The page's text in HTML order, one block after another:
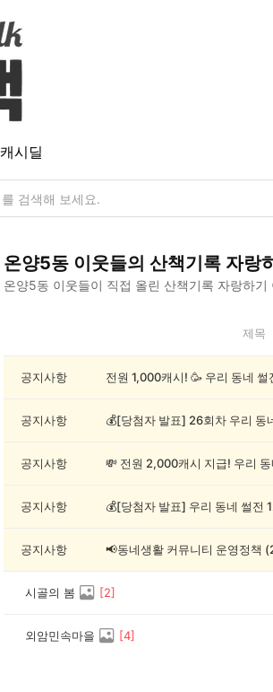
캐시딜
온양5동 이웃들의 산책기록 자랑
온양5동 이웃들이 직접 올린 산책기록 자랑하기
5
목
제목
공지사항
공지사항
공지사항
공지사항
공지사항 📢동네생활 커뮤니티 운영정책
시골의 봄 [2]
외암민속마을 [4]